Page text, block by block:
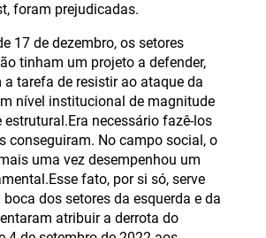
foram prejudicadas.
17 de dezembro, os setores
tinham um projeto a defender,
tarefa de resistir ao ataque da
nível institucional de magnitude
estrutural.Era necessário fazê-los
conseguiram. No campo social, o
uma vez desempenhou um
fato, por si só, serve
dos setores da esquerda e da
atribuir a derrota do